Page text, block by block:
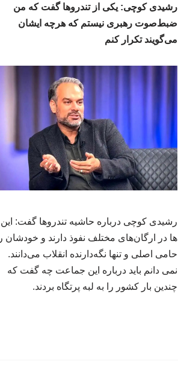
رشیدی کوچی: یکی از تندروها گفت که من
ضبط‌صوت رهبری نیستم که هرچه ایشان
می‌گویند تکرار کنم
رشیدی کوچی درباره حاشیه تندروها گفت: این
ها در ارگان‌های مختلف نفوذ دارند و خودشان را
حامی اصلی و تنها نگه‌دارنده انقلاب می‌دانند.
نمی دانم باید درباره این جماعت چه گفت که
چندین بار کشور را به لبه پرتگاه بردند.